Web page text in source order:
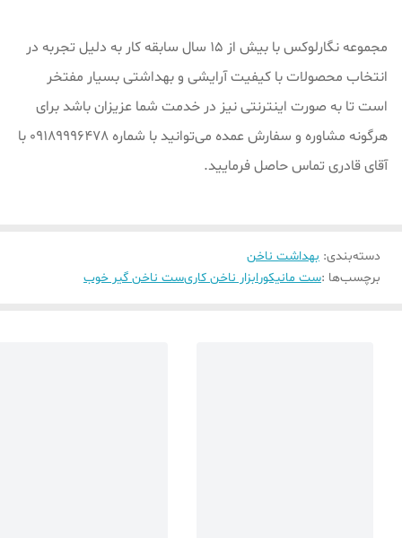
مجموعه نگارلوکس با بیش از ۱۵ سال سابقه کار به دلیل تجربه در
انتخاب محصولات با کیفیت آرایشی و بهداشتی بسیار مفتخر
است تا به صورت اینترنتی نیز در خدمت شما عزیزان باشد برای
هرگونه مشاوره و سفارش عمده می‌توانید با شماره 09189996478 با
آقای قادری تماس حاصل فرمایید.
دسته‌بندی: بهداشت ناخن
برچسب‌ها :ست مانیکورابزار ناخن کاریست ناخن گیر خوب